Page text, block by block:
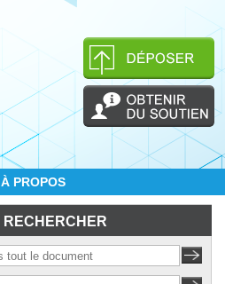
À PROPOS
RECHERCHER